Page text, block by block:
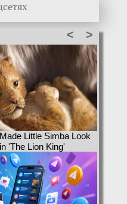
>
<
Little Simba Look
'The Lion King'